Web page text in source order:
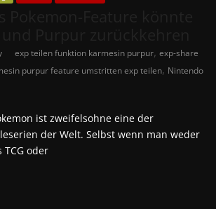
exp teilen funktion karmesin purpur, exp-share
purpur feature umstritten exp teilen, Nintendo
ist zweifelsohne eine der
der Welt. Selbst wenn man weder
TCG oder